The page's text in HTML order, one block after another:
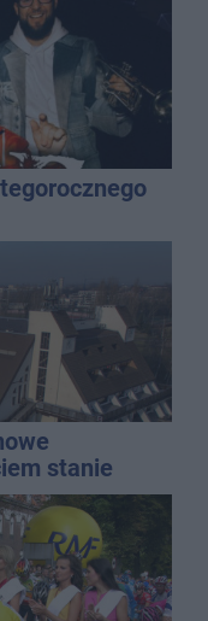
stanie